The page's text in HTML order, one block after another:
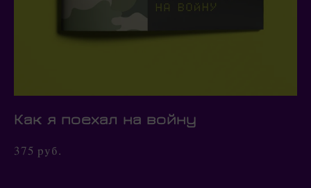
Как я поехал на войну
375 pуб.